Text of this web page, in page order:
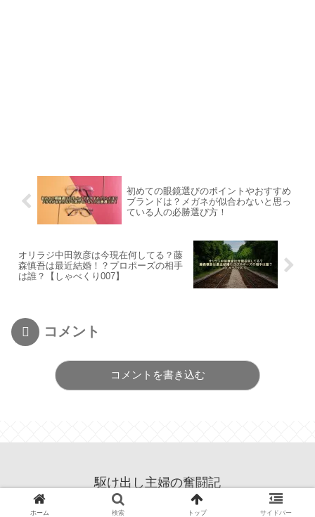
初めての眼鏡選びのポイントやおすすめ
ブランドは？メガネが似合わないと思っ
ている人の必勝選び方！
オリラジ中田敦彦は今現在何してる？藤
森慎吾は最近結婚！？プロポーズの相手
は誰？【しゃべくり007】
コメント
コメントを書き込む
駆け出し主婦の奮闘記
© 2022 駆け出し主婦の奮闘記.
ホーム 検索 トップ サイドバー